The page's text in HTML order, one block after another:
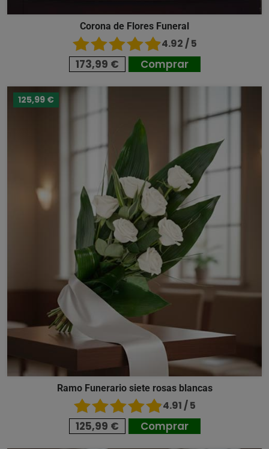
Corona de Flores Funeral
4.92 / 5
173,99 € Comprar
125,99 €
Ramo Funerario siete rosas blancas
4.91 / 5
125,99 € Comprar